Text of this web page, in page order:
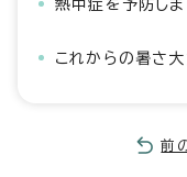
熱中症を予防しま
これからの暑さ
前